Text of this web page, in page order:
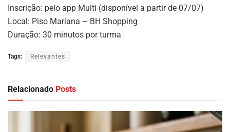
Inscrição: pelo app Multi (disponível a partir de 07/07)
Local: Piso Mariana – BH Shopping
Duração: 30 minutos por turma
Tags: Relevantes
Relacionado Posts